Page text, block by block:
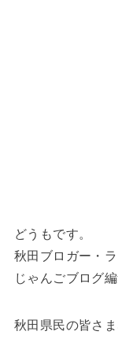
どうもです。
秋田ブロガー・
じゃんごブログ編
秋田県民の皆さ